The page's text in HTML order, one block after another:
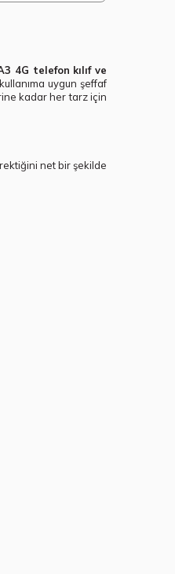
4G telefon kılıf ve
uygun şeffaf
kadar her tarz için
net bir şekilde